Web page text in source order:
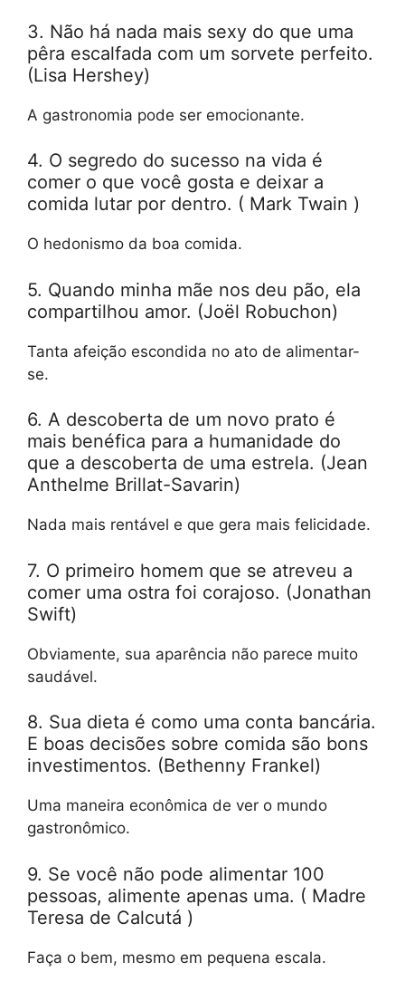
3. Não há nada mais sexy do que uma
pêra escalfada com um sorvete perfeito.
(Lisa Hershey)
A gastronomia pode ser emocionante.
4. O segredo do sucesso na vida é
comer o que você gosta e deixar a
comida lutar por dentro. ( Mark Twain )
O hedonismo da boa comida.
5. Quando minha mãe nos deu pão, ela
compartilhou amor. (Joël Robuchon)
Tanta afeição escondida no ato de alimentar-
se.
6. A descoberta de um novo prato é
mais benéfica para a humanidade do
que a descoberta de uma estrela. (Jean
Anthelme Brillat-Savarin)
Nada mais rentável e que gera mais felicidade.
7. O primeiro homem que se atreveu a
comer uma ostra foi corajoso. (Jonathan
Swift)
Obviamente, sua aparência não parece muito
saudável.
8. Sua dieta é como uma conta bancária.
E boas decisões sobre comida são bons
investimentos. (Bethenny Frankel)
Uma maneira econômica de ver o mundo
gastronômico.
9. Se você não pode alimentar 100
pessoas, alimente apenas uma. ( Madre
Teresa de Calcutá )
Faça o bem, mesmo em pequena escala.